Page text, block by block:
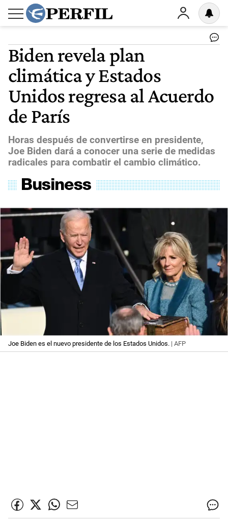
Biden revela plan
climática y Estados
Unidos regresa al Acuerdo
de París
Horas después de convertirse en presidente,
Joe Biden dará a conocer una serie de medidas
radicales para combatir el cambio climático.
Joe Biden es el nuevo presidente de los Estados Unidos. | AFP